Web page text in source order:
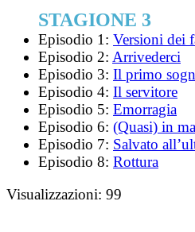
STAGIONE 3
Episodio 1: Versioni dei
Episodio 2: Arrivederci
Episodio 3: Il primo
Episodio 4: Il servitore
Episodio 5: Emorragia
Episodio 6: (Quasi) in
Episodio 7: Salvato
Episodio 8: Rottura
Visualizzazioni: 99